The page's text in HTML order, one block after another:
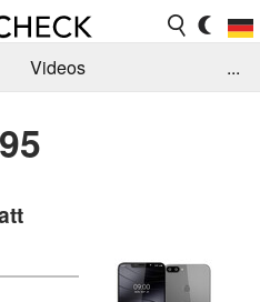
Videos
Suche
...